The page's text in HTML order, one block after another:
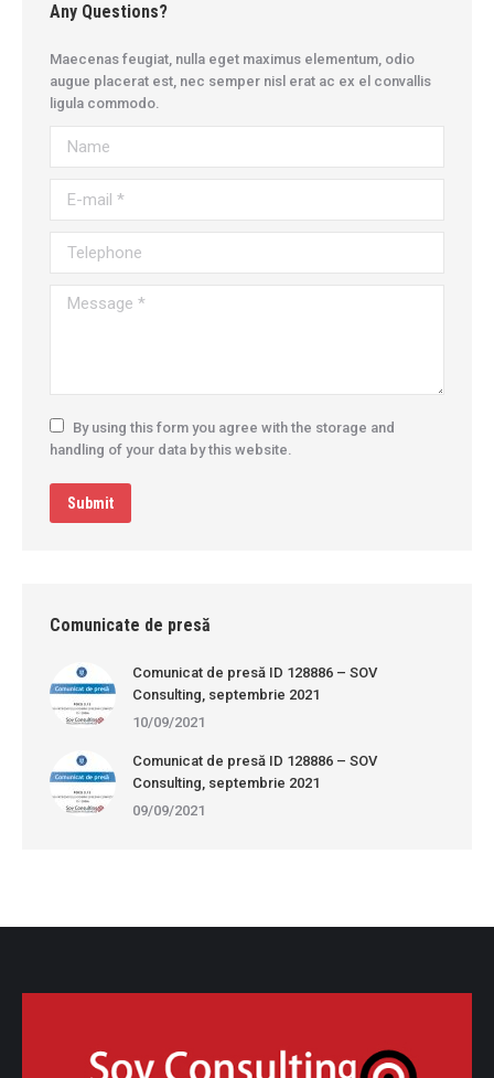
Any Questions?
Maecenas feugiat, nulla eget maximus elementum, odio
augue placerat est, nec semper nisl erat ac ex el convallis
ligula commodo.
Name
E-mail *
Telephone
Message *
By using this form you agree with the storage and
handling of your data by this website.
Submit
Comunicate de presă
Comunicat de presă ID 128886 – SOV
Consulting, septembrie 2021
10/09/2021
Comunicat de presă ID 128886 – SOV
Consulting, septembrie 2021
09/09/2021